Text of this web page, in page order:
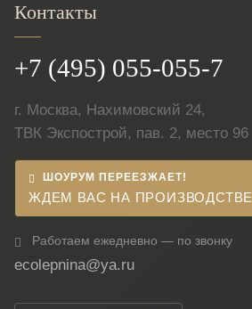
Контакты
+7 (495) 055-055-7
г. Москва, Нахимовский 24,
ТВК Экспострой, пав. 2, место 96
ШОУРУМ ПЕРЕЕЗЖАЕТ!
ЖДЕМ ВАС НА ПРОИЗВОДСТВЕ
Работаем ежедневно — по звонку
ecolepnina@ya.ru